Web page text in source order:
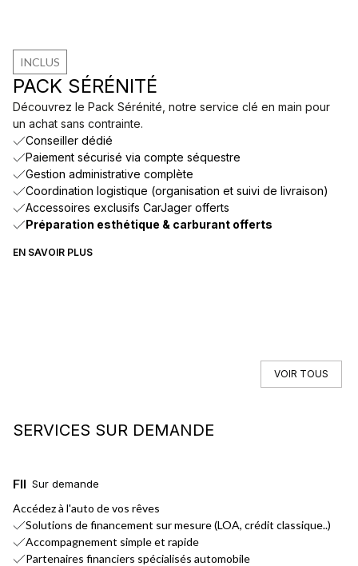
INCLUS
PACK SÉRÉNITÉ
Découvrez le Pack Sérénité, notre service clé en main pour
un achat sans contrainte.
Conseiller dédié
Paiement sécurisé via compte séquestre
Gestion administrative complète
Coordination logistique (organisation et suivi de livraison)
Accessoires exclusifs CarJager offerts
Préparation esthétique & carburant offerts
EN SAVOIR PLUS
VOIR TOUS
SERVICES SUR DEMANDE
Sur demande
FINANCEMENT
Accédez à l'auto de vos rêves
Solutions de financement sur mesure (LOA, crédit classique..)
Accompagnement simple et rapide
Partenaires financiers spécialisés automobile